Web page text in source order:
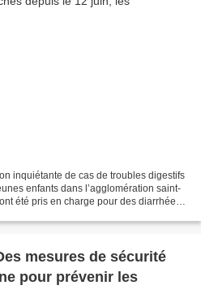
inquiétante de cas de troubles digestifs
enfants dans l’agglomération saint-
été pris en charge pour des diarrhées
mesures de sécurité
pour prévenir les